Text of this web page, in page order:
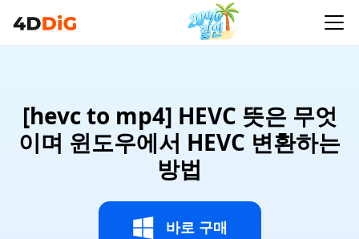
[hevc to mp4] HEVC 뜻은 무엇
이며 윈도우에서 HEVC 변환하는
방법
바로 구매